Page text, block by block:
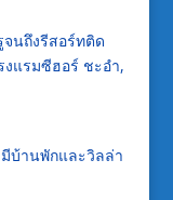
นถึงรีสอร์ทติด
แรมซีฮอร์ ชะอำ,
บ้านพักและวิลล่า